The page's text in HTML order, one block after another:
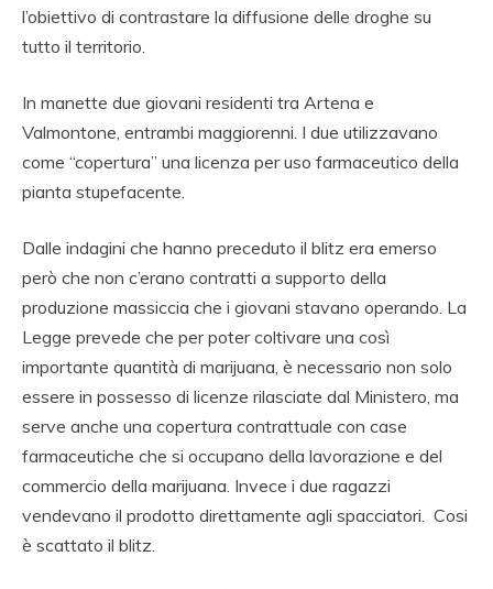
l’obiettivo di contrastare la diffusione delle droghe su
tutto il territorio.
In manette due giovani residenti tra Artena e
Valmontone, entrambi maggiorenni. I due utilizzavano
come “copertura” una licenza per uso farmaceutico della
pianta stupefacente.
Dalle indagini che hanno preceduto il blitz era emerso
però che non c’erano contratti a supporto della
produzione massiccia che i giovani stavano operando. La
Legge prevede che per poter coltivare una così
importante quantità di marijuana, è necessario non solo
essere in possesso di licenze rilasciate dal Ministero, ma
serve anche una copertura contrattuale con case
farmaceutiche che si occupano della lavorazione e del
commercio della marijuana. Invece i due ragazzi
vendevano il prodotto direttamente agli spacciatori. Cosi
è scattato il blitz.